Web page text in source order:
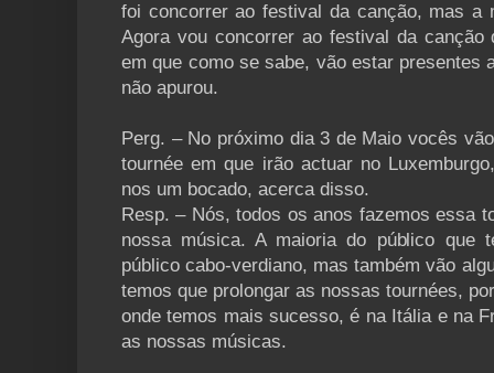
foi concorrer ao festival da canção, mas a
Agora vou concorrer ao festival da
em que como se sabe, vão estar presentes
não apurou.
Perg. – No próximo dia 3 de Maio vocês
tournée em que irão actuar no
nos um bocado, acerca disso.
Resp. – Nós, todos os anos fazemos essa
nossa música. A maioria do público que
público cabo-verdiano, mas também vão
temos que prolongar as nossas tournées,
onde temos mais sucesso, é na Itália e na
as nossas músicas.